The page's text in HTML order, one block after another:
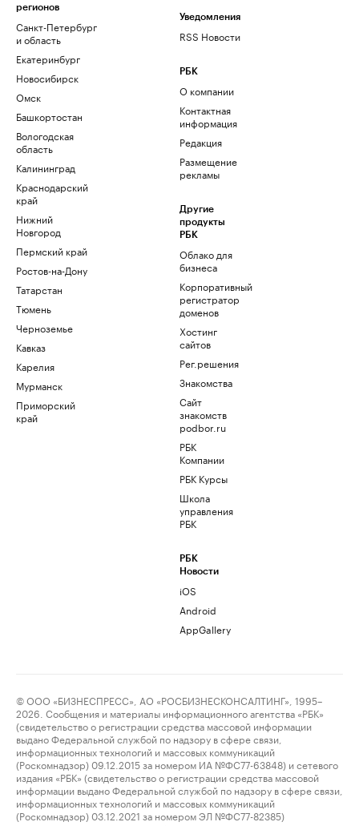
регионов
Санкт-Петербург
и область
Екатеринбург
Новосибирск
Омск
Башкортостан
Вологодская
область
Калининград
Краснодарский
край
Нижний
Новгород
Пермский край
Ростов-на-Дону
Татарстан
Тюмень
Черноземье
Кавказ
Карелия
Мурманск
Приморский
край
Уведомления
RSS Новости
РБК
О компании
Контактная
информация
Редакция
Размещение
рекламы
Другие
продукты
РБК
Облако для
бизнеса
Корпоративный
регистратор
доменов
Хостинг
сайтов
Рег.решения
Знакомства
Сайт
знакомств
podbor.ru
РБК
Компании
РБК Курсы
Школа
управления
РБК
РБК
Новости
iOS
Android
AppGallery
© ООО «БИЗНЕСПРЕСС», АО «РОСБИЗНЕСКОНСАЛТИНГ», 1995–
2026. Сообщения и материалы информационного агентства «РБК»
(свидетельство о регистрации средства массовой информации
выдано Федеральной службой по надзору в сфере связи,
информационных технологий и массовых коммуникаций
(Роскомнадзор) 09.12.2015 за номером ИА №ФС77-63848) и сетевого
издания «РБК» (свидетельство о регистрации средства массовой
информации выдано Федеральной службой по надзору в сфере связи,
информационных технологий и массовых коммуникаций
(Роскомнадзор) 03.12.2021 за номером ЭЛ №ФС77-82385)